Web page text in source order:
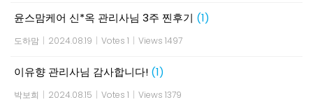
윤스맘케어 신*옥 관리사님 3주 찐후기 (1)
도하맘 | 2024.08.19 | Votes 1 | Views 1497
이유향 관리사님 감사합니다! (1)
박보희 | 2024.08.15 | Votes 1 | Views 1379